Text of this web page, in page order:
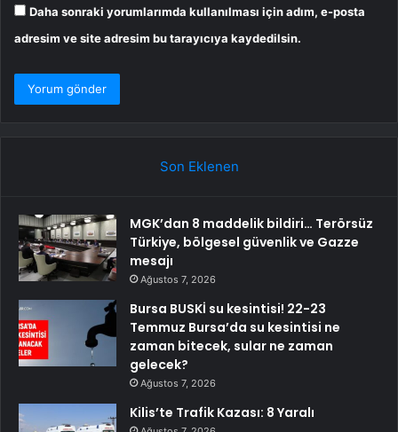
Daha sonraki yorumlarımda kullanılması için adım, e-posta
adresim ve site adresim bu tarayıcıya kaydedilsin.
Son Eklenen
MGK’dan 8 maddelik bildiri… Terörsüz
Türkiye, bölgesel güvenlik ve Gazze
mesajı
Ağustos 7, 2026
Bursa BUSKİ su kesintisi! 22-23
Temmuz Bursa’da su kesintisi ne
zaman bitecek, sular ne zaman
gelecek?
Ağustos 7, 2026
Kilis’te Trafik Kazası: 8 Yaralı